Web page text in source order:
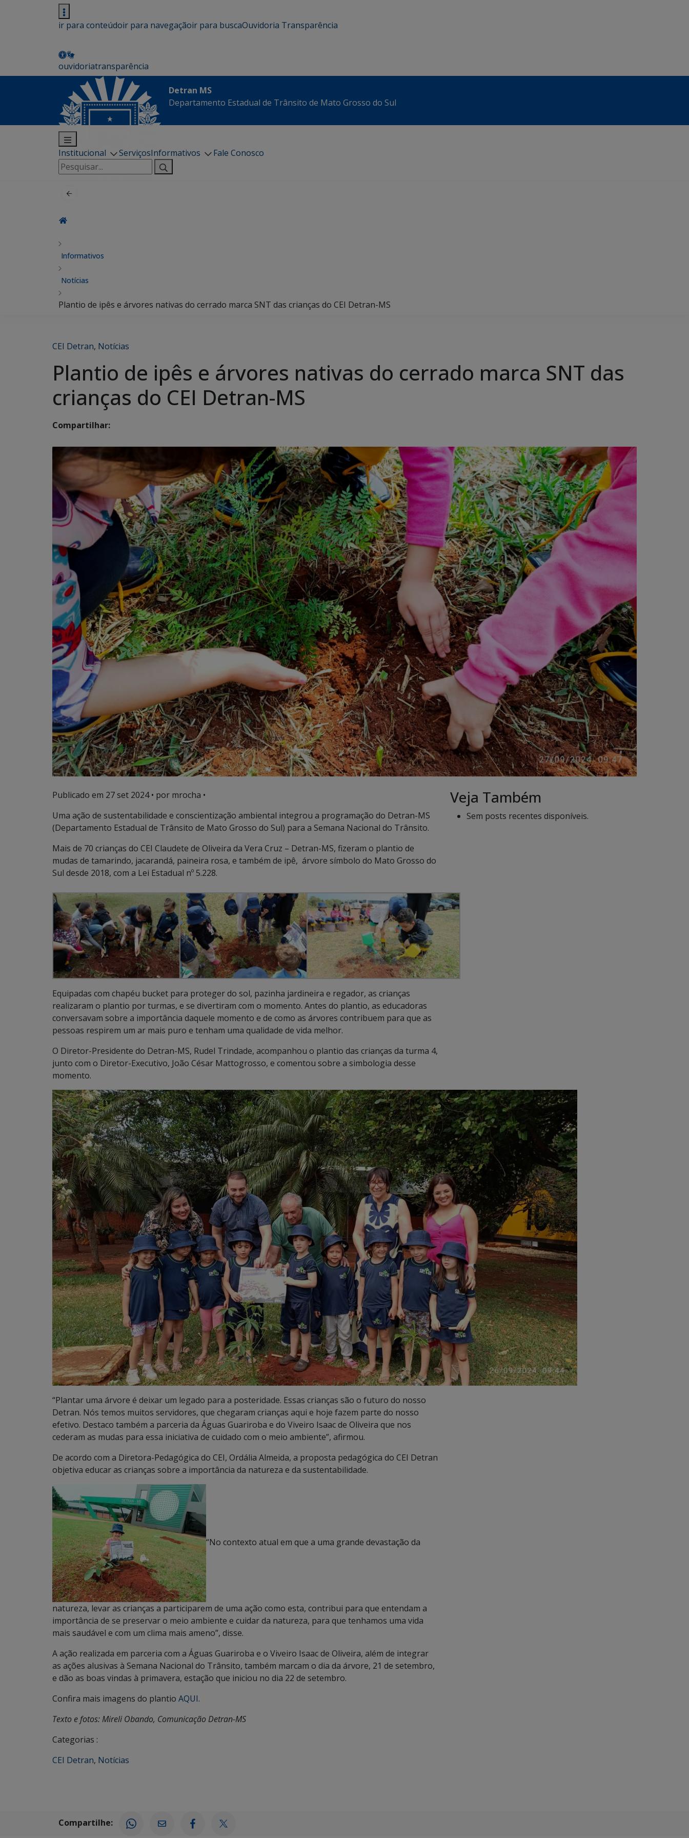
ir para conteúdoir para navegaçãoir para buscaOuvidoria Transparência
ouvidoriatransparência
Detran MS
Departamento Estadual de Trânsito de Mato Grosso do Sul
Institucional ServiçosInformativos
Fale Conosco
Pesquisar
por:
Informativos
Notícias
Plantio de ipês e árvores nativas do cerrado marca SNT das crianças do CEI Detran-MS
CEI Detran, Notícias
Plantio de ipês e árvores nativas do cerrado marca SNT das
crianças do CEI Detran-MS
Compartilhar:
Publicado em 27 set 2024• por mrocha •
Uma ação de sustentabilidade e conscientização ambiental integrou a programação do Detran-MS
(Departamento Estadual de Trânsito de Mato Grosso do Sul) para a Semana Nacional do Trânsito.
Mais de 70 crianças do CEI Claudete de Oliveira da Vera Cruz – Detran-MS, fizeram o plantio de
mudas de tamarindo, jacarandá, paineira rosa, e também de ipê, árvore símbolo do Mato Grosso do
Sul desde 2018, com a Lei Estadual nº 5.228.
Equipadas com chapéu bucket para proteger do sol, pazinha jardineira e regador, as crianças
realizaram o plantio por turmas, e se divertiram com o momento. Antes do plantio, as educadoras
conversavam sobre a importância daquele momento e de como as árvores contribuem para que as
pessoas respirem um ar mais puro e tenham uma qualidade de vida melhor.
O Diretor-Presidente do Detran-MS, Rudel Trindade, acompanhou o plantio das crianças da turma 4,
junto com o Diretor-Executivo, João César Mattogrosso, e comentou sobre a simbologia desse
momento.
“Plantar uma árvore é deixar um legado para a posteridade. Essas crianças são o futuro do nosso
Detran. Nós temos muitos servidores, que chegaram crianças aqui e hoje fazem parte do nosso
efetivo. Destaco também a parceria da Águas Guariroba e do Viveiro Isaac de Oliveira que nos
cederam as mudas para essa iniciativa de cuidado com o meio ambiente”, afirmou.
De acordo com a Diretora-Pedagógica do CEI, Ordália Almeida, a proposta pedagógica do CEI Detran
objetiva educar as crianças sobre a importância da natureza e da sustentabilidade.
“No contexto atual em que a uma grande devastação da
natureza, levar as crianças a participarem de uma ação como esta, contribui para que entendam a
importância de se preservar o meio ambiente e cuidar da natureza, para que tenhamos uma vida
mais saudável e com um clima mais ameno”, disse.
A ação realizada em parceria com a Águas Guariroba e o Viveiro Isaac de Oliveira, além de integrar
as ações alusivas à Semana Nacional do Trânsito, também marcam o dia da árvore, 21 de setembro,
e dão as boas vindas à primavera, estação que iniciou no dia 22 de setembro.
Confira mais imagens do plantio AQUI.
Texto e fotos: Mireli Obando, Comunicação Detran-MS
Categorias :
CEI Detran, Notícias
Veja Também
Sem posts recentes disponíveis.
Compartilhe: